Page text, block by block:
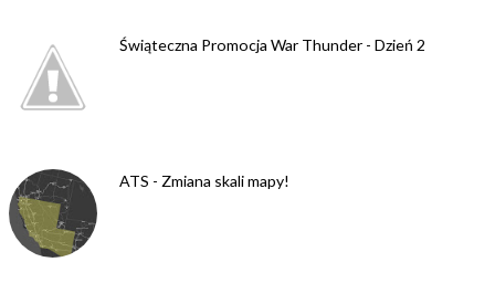
Świąteczna Promocja War Thunder - Dzień 2
ATS - Zmiana skali mapy!